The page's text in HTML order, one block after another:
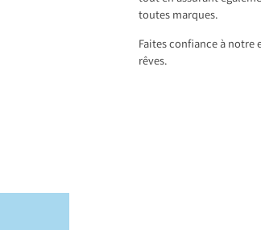
toutes marques.
Faites confiance à
rêves.